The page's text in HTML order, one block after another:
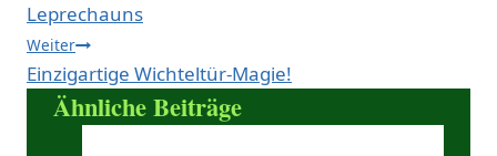
Leprechauns
Weiter
Einzigartige Wichteltür-Magie!
Ähnliche Beiträge